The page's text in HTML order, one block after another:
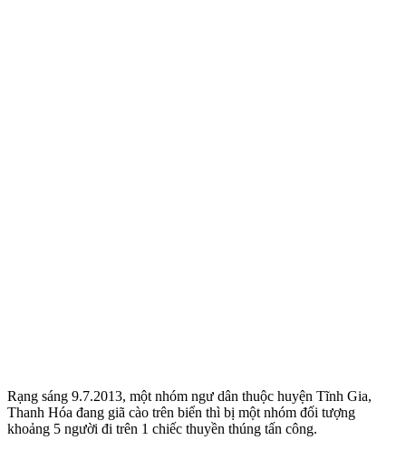
Rạng sáng 9.7.2013, một nhóm ngư dân thuộc huyện Tĩnh Gia,
Thanh Hóa đang giã cào trên biển thì bị một nhóm đối tượng
khoảng 5 người đi trên 1 chiếc thuyền thúng tấn công.